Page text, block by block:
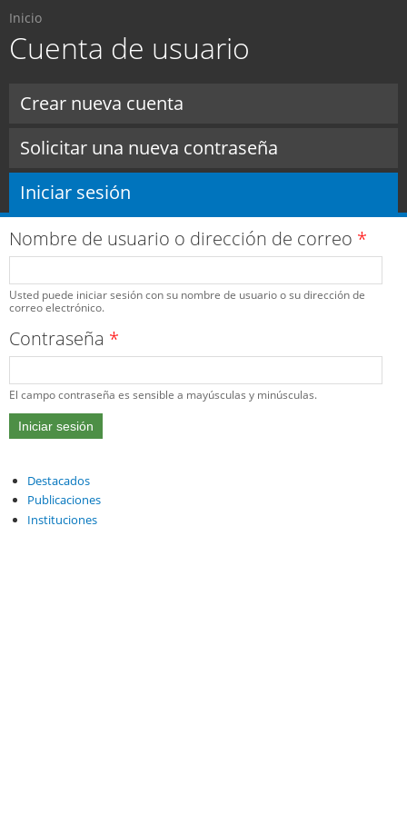
principal
Usted está aquí
Inicio
Cuenta de usuario
Crear nueva cuenta
Solicitar una nueva contraseña
Iniciar sesión
Nombre de usuario o dirección de correo *
Usted puede iniciar sesión con su nombre de usuario o su dirección de
correo electrónico.
Contraseña *
El campo contraseña es sensible a mayúsculas y minúsculas.
Destacados
Publicaciones
Instituciones